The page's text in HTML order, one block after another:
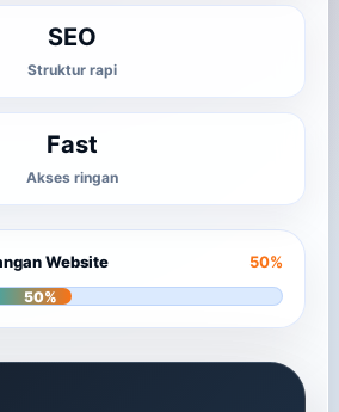
SEO
Struktur rapi
Fast
Akses ringan
Website 50%
50%